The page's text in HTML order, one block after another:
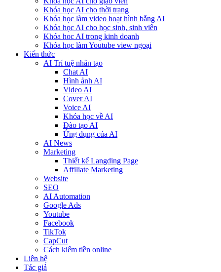
Khóa học AI cho thời trang
Khóa học làm video hoạt hình bằng AI
Khóa học AI cho học sinh, sinh viên
Khóa hoc AI trong kinh doanh
Khóa học làm Youtube view ngoại
Kiến thức
AI Trí tuệ nhân tạo
Chat AI
Hình ảnh AI
Video AI
Cover AI
Voice AI
Khóa học về AI
Đào tạo AI
Ứng dụng của AI
AI News
Marketing
Thiết kế Langding Page
Affiliate Marketing
Website
SEO
AI Automation
Google Ads
Youtube
Facebook
TikTok
CapCut
Cách kiếm tiền online
Liên hệ
Tác giả